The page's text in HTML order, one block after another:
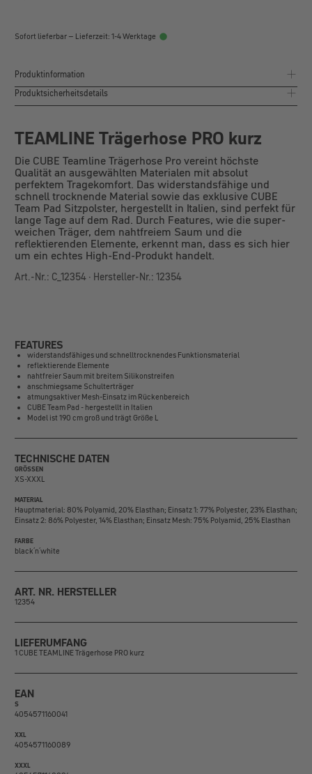
Sofort lieferbar – Lieferzeit: 1-4 Werktage
Produktinformation
Produktsicherheitsdetails
TEAMLINE Trägerhose PRO kurz
Die CUBE Teamline Trägerhose Pro vereint höchste
Qualität an ausgewählten Materialen mit absolut
perfektem Tragekomfort. Das widerstandsfähige und
schnell trocknende Material sowie das exklusive CUBE
Team Pad Sitzpolster, hergestellt in Italien, sind perfekt für
lange Tage auf dem Rad. Durch Features, wie die super-
weichen Träger, dem nahtfreiem Saum und die
reflektierenden Elemente, erkennt man, dass es sich hier
um ein echtes High-End-Produkt handelt.
Art.-Nr.: C_12354 · Hersteller-Nr.: 12354
FEATURES
widerstandsfähiges und schnelltrocknendes Funktionsmaterial
reflektierende Elemente
nahtfreier Saum mit breitem Silikonstreifen
anschmiegsame Schulterträger
atmungsaktiver Mesh-Einsatz im Rückenbereich
CUBE Team Pad - hergestellt in Italien
Model ist 190 cm groß und trägt Größe L
TECHNISCHE DATEN
GRÖSSEN
XS-XXXL
MATERIAL
Hauptmaterial: 80% Polyamid, 20% Elasthan; Einsatz 1: 77% Polyester, 23% Elasthan;
Einsatz 2: 86% Polyester, 14% Elasthan; Einsatz Mesh: 75% Polyamid, 25% Elasthan
FARBE
black´n´white
ART. NR. HERSTELLER
12354
LIEFERUMFANG
1 CUBE TEAMLINE Trägerhose PRO kurz
EAN
S
4054571160041
XXL
4054571160089
XXXL